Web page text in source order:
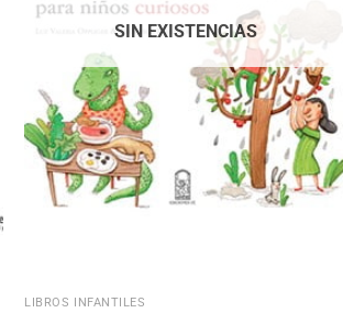
SIN EXISTENCIAS
LIBROS INFANTILES